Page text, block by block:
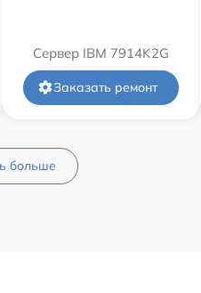
Сервер IBM 7914K2G
Заказать ремонт
больше